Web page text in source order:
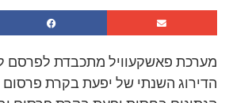
מערכת פאשקעוויל מתכבדת לפרסם
הדירוג השנתי של יפעת בקרת פרסום